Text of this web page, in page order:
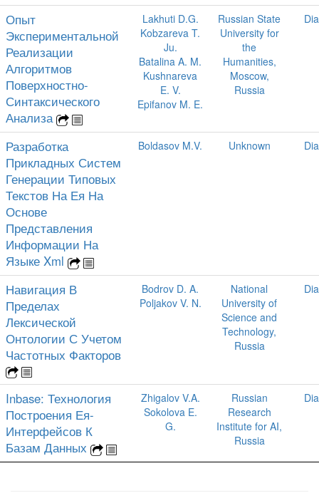
Опыт
Экспериментальной
Реализации
Алгоритмов
Поверхностно-
Синтаксического
Анализа
Lakhuti D.G.
Kobzareva T.
Ju.
Batalina A. M.
Kushnareva
E. V.
Epifanov M. E.
Russian State
University for
the
Humanities,
Moscow,
Russia
Разработка
Прикладных Систем
Генерации Типовых
Текстов На Ея На
Основе
Представления
Информации На
Языке Xml
Boldasov M.V. Unknown
Навигация В
Пределах
Лексической
Онтологии С Учетом
Частотных Факторов
Bodrov D. A.
Poljakov V. N.
National
University of
Science and
Technology,
Russia
Inbase: Технология
Построения Ея-
Интерфейсов К
Базам Данных
Zhigalov V.A.
Sokolova E.
G.
Russian
Research
Institute for AI,
Russia